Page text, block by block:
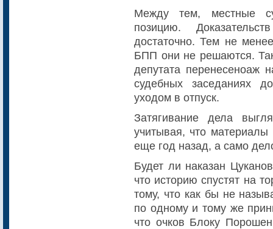
Между тем, местные
позицию.
достаточно. Тем не
БПП они не решаются.
депутата перенесеноаж
судебных заседаниях
уходом в отпуск.
Затягивание дела
учитывая, что
еще год назад, а само
Будет ли наказан
что историю спустят на
тому, что как бы не
по одному и тому же
что очков Блоку